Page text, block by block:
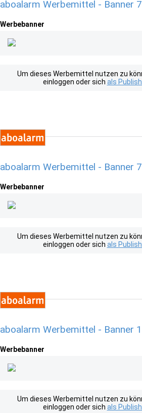
aboalarm Werbemittel - Banner
Werbebanner
Um dieses Werbemittel nutzen zu
einloggen oder sich als
aboalarm Werbemittel - Banner
Werbebanner
Um dieses Werbemittel nutzen zu
einloggen oder sich als
aboalarm Werbemittel - Banner
Werbebanner
Um dieses Werbemittel nutzen zu
einloggen oder sich als